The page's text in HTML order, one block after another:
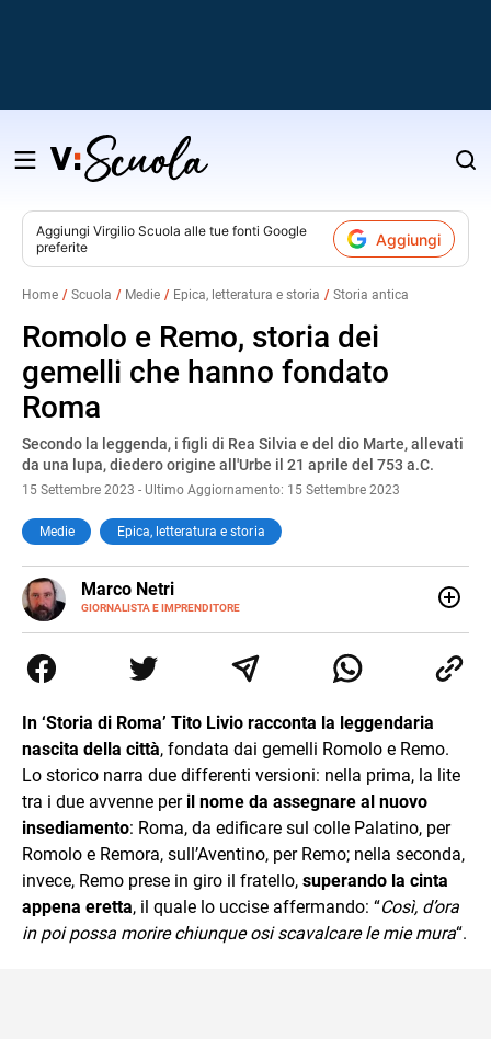
Salta
contenuto
Aggiungi Virgilio Scuola alle tue fonti Google
preferite
Aggiungi
Home Scuola Medie Epica, letteratura e storia Storia antica
Romolo e Remo, storia dei
gemelli che hanno fondato
Roma
Secondo la leggenda, i figli di Rea Silvia e del dio Marte, allevati
da una lupa, diedero origine all'Urbe il 21 aprile del 753 a.C.
15 Settembre 2023 - Ultimo Aggiornamento: 15 Settembre 2023
Medie Epica, letteratura e storia
Marco Netri
GIORNALISTA E IMPRENDITORE
E-
MAIL
Giornalismo conseguiti alla Luiss, ho associato la
passione per la scrittura a quello per lo studio
imprenditore di me stesso.
In ‘Storia di Roma’ Tito Livio racconta la leggendaria
nascita della città, fondata dai gemelli Romolo e Remo.
Lo storico narra due differenti versioni: nella prima, la lite
tra i due avvenne per il nome da assegnare al nuovo
insediamento: Roma, da edificare sul colle Palatino, per
Romolo e Remora, sull’Aventino, per Remo; nella seconda,
invece, Remo prese in giro il fratello, superando la cinta
appena eretta, il quale lo uccise affermando: “Così, d’ora
in poi possa morire chiunque osi scavalcare le mie mura“.